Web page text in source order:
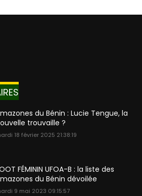
du Bénin : Lucie Tengue, la
trouvaille ?
18 février 2025 21:38:19
FÉMININ UFOA-B : la liste des
du Bénin dévoilée
9 mai 2023 09:15:57